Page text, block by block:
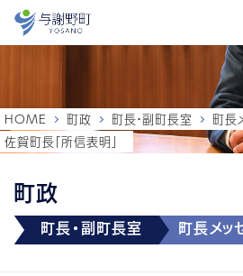
町政
町長・副町長室 町長メッ
HOME 町政 町長・副町長室
町長
佐賀町長「所信表明」